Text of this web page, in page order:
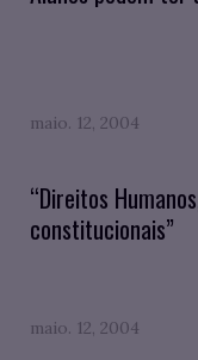
maio. 12, 2004
“Direitos
constitucionais”
maio. 12, 2004